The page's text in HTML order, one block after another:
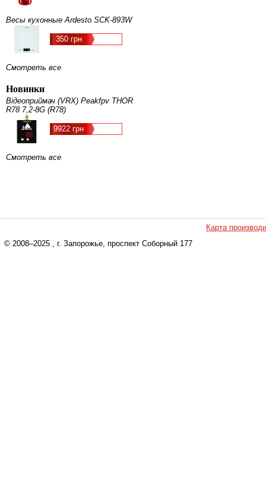
Весы кухонные Ardesto SCK-893W
350 грн
Смотреть все
Новинки
Відеоприймач (VRX) Peakfpv THOR
R78 7,2-8G (R78)
9922 грн
Смотреть все
Карта
© 2008–2025 , г. Запорожье, проспект Соборный 177